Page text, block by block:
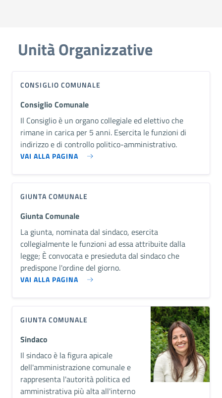
Unità Organizzative in
Unità Organizzative
CONSIGLIO COMUNALE
Consiglio Comunale
Il Consiglio è un organo collegiale ed elettivo che
rimane in carica per 5 anni. Esercita le funzioni di
indirizzo e di controllo politico-amministrativo.
VAI ALLA PAGINA
GIUNTA COMUNALE
Giunta Comunale
​La giunta, nominata dal sindaco, esercita
collegialmente le funzioni ad essa attribuite dalla
legge; È convocata e presieduta dal sindaco che
predispone l'ordine del giorno.
VAI ALLA PAGINA
GIUNTA COMUNALE
Sindaco
Il sindaco è la figura apicale
dell'amministrazione comunale e
rappresenta l'autorità politica ed
amministrativa più alta all'interno